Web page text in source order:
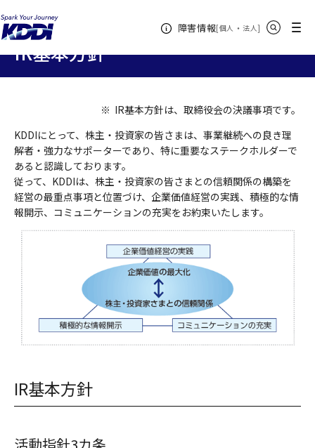
障害情報[個人 ・ 法人新規ウィンドウ
]
メニュー
KDDIホーム
IR基本方針
※ IR基本方針は、取締役会の決議事項です。
KDDIにとって、株主・投資家の皆さまは、事業継続への良き理
解者・強力なサポーターであり、特に重要なステークホルダーで
あると認識しております。
従って、KDDIは、株主・投資家の皆さまとの信頼関係の構築を
経営の最重点事項と位置づけ、企業価値経営の実践、積極的な情
報開示、コミュニケーションの充実をお約束いたします。
IR基本方針